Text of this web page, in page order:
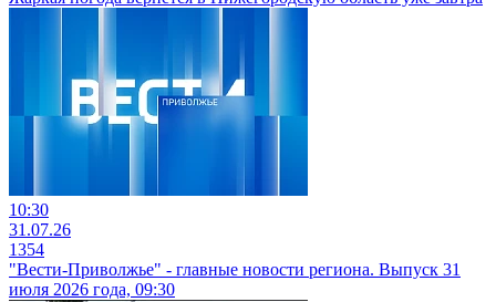
10:30
31.07.26
1354
"Вести-Приволжье" - главные новости региона. Выпуск 31
июля 2026 года, 09:30